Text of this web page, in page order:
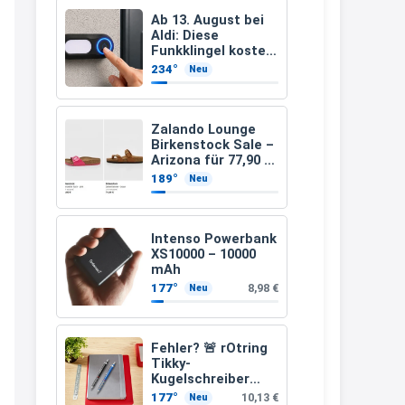
Ab 13. August bei
Aldi: Diese
Funkklingel kostet
nur 3,49 Euro
234° Neu
Zalando Lounge
Birkenstock Sale –
Arizona für 77,90 €
statt 120 €
189° Neu
Intenso Powerbank
XS10000 – 10000
mAh
177° Neu 8,98 €
Fehler? 🚨 rOtring
Tikky-
Kugelschreiber
blaue Tinte
177° Neu 10,13 €
müsste schon stornieren und
nochmal bestellen, da man
Rabattcodes oder auch
Geschenkgutscheine im
Warenkorb oder an der Kasse
VOR dem Kauf einlösen kann.
17:06
↩
Och siche den Gutschein
fürmeggelebaguetts
Kerstin
Meggle bagett Gutschein code